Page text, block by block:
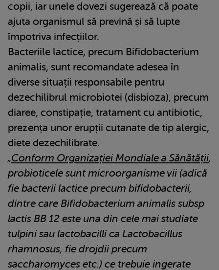
copii, iar unele dovezi sugerează că poate
ajuta organismul să prevină și să lupte
împotriva infecțiilor.
Bacteriile lactice, precum Bifidobacterium
animalis, sunt recomandate adesea în
diverse situații responsabile pentru
dezechilibrul microbiotei (disbioza), precum
diaree, constipație, tratament cu antibiotic,
prezența unor erupții cutanate de tip alergic,
diete dezechilibrate.
„Conform Organizației Mondiale a Sănătății,
probioticele sunt microorganisme vii (adică
fie bacterii lactice precum bifidobacterii,
dintre care Bifidobacterium animalis subsp
lactis BB 12 este una din cele mai studiate
tulpini sau lactobacilli ca Lactobacillus
rhamnosus, fie drojdii precum
saccharomyces etc.) ce trebuie ingerate